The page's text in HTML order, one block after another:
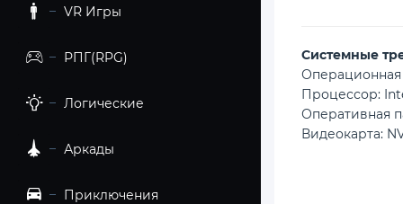
VR Игры
РПГ(RPG)
Логические
Аркады
Приключения
Cистемные
Операционная
Процессор:
Оперативная
Видеокарта: